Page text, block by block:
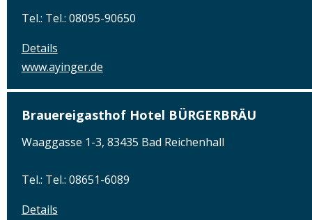
Tel.: Tel.: 08095-90650
Details
www.ayinger.de
Brauereigasthof Hotel BÜRGERBRÄU
Waaggasse 1-3, 83435 Bad Reichenhall
Tel.: Tel.: 08651-6089
Details